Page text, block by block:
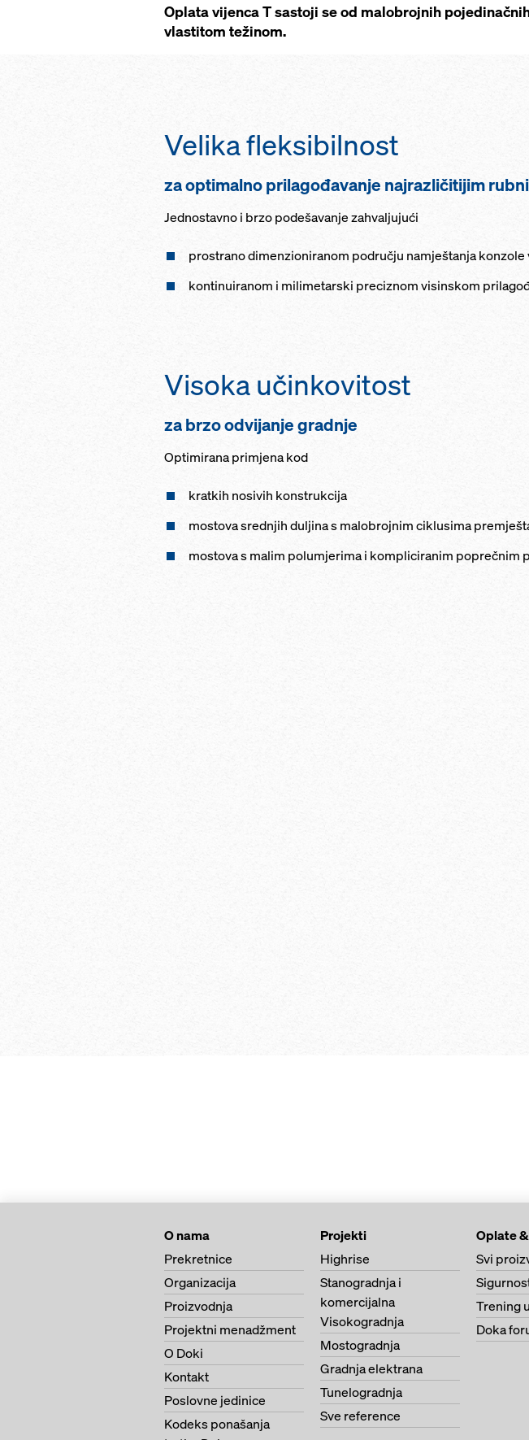
Oplata vijenca T sastoji se od malobrojnih
vlastitom težinom.
Velika fleksibilnost
za optimalno prilagođavanje najrazličitijim
Jednostavno i brzo podešavanje zahvaljujući
prostrano dimenzioniranom području namještanja konzole
kontinuiranom i milimetarski preciznom visinskom
Visoka učinkovitost
za brzo odvijanje gradnje
Optimirana primjena kod
kratkih nosivih konstrukcija
mostova srednjih duljina s malobrojnim ciklusima
mostova s malim polumjerima i kompliciranim poprečnim
O nama
Prekretnice
Organizacija
Proizvodnja
Projektni menadžment
O Doki
Kontakt
Poslovne jedinice
Kodeks ponašanja
Projekti
Highrise
Stanogradnja i
komercijalna
Visokogradnja
Mostogradnja
Gradnja elektrana
Tunelogradnja
Sve reference
Oplate
Svi
Trening
Doka